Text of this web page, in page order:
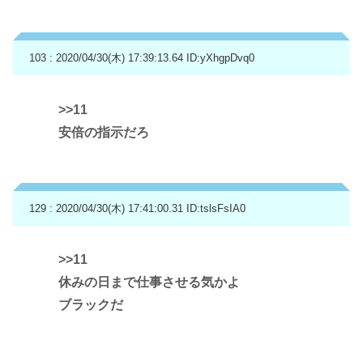
103 : 2020/04/30(木) 17:39:13.64 ID:yXhgpDvq0
>>11
安倍の指示だろ
129 : 2020/04/30(木) 17:41:00.31 ID:tslsFsIA0
>>11
休みの日まで仕事させる気かよ
ブラックだ